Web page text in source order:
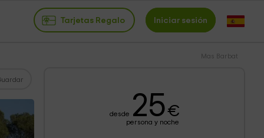
Tarjetas Regalo Iniciar sesión
Mas Barbat
desde 25€
persona y noche